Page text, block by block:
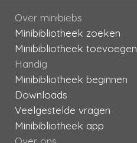
Over minibiebs
Minibibliotheek zoeken
Minibibliotheek toevoegen
Handig
Minibibliotheek beginnen
Downloads
Veelgestelde vragen
Minibibliotheek app